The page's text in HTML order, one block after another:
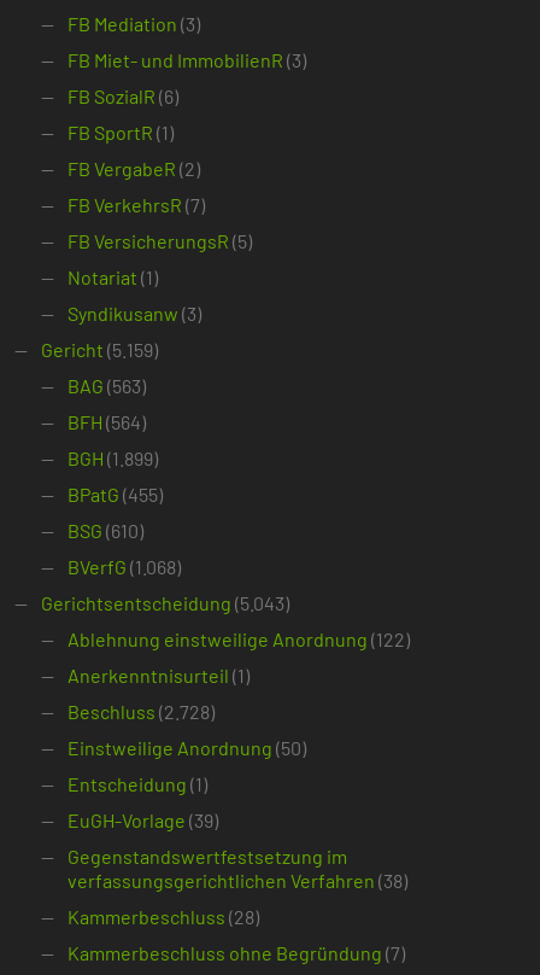
FB Mediation (3)
FB Miet- und ImmobilienR (3)
FB SozialR (6)
FB SportR (1)
FB VergabeR (2)
FB VerkehrsR (7)
FB VersicherungsR (5)
Notariat (1)
Syndikusanw (3)
Gericht (5.159)
BAG (563)
BFH (564)
BGH (1.899)
BPatG (455)
BSG (610)
BVerfG (1.068)
Gerichtsentscheidung (5.043)
Ablehnung einstweilige Anordnung (122)
Anerkenntnisurteil (1)
Beschluss (2.728)
Einstweilige Anordnung (50)
Entscheidung (1)
EuGH-Vorlage (39)
Gegenstandswertfestsetzung im
verfassungsgerichtlichen Verfahren (38)
Kammerbeschluss (28)
Kammerbeschluss ohne Begründung (7)